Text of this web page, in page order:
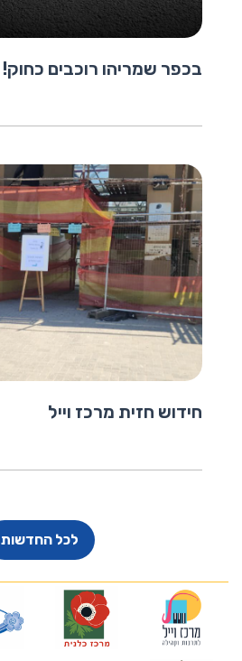
בכפר שמריהו רוכבים כחוק!
חידוש חזית מרכז וייל
לכל החדשות